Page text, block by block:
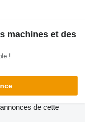
machines et des
!
de cette